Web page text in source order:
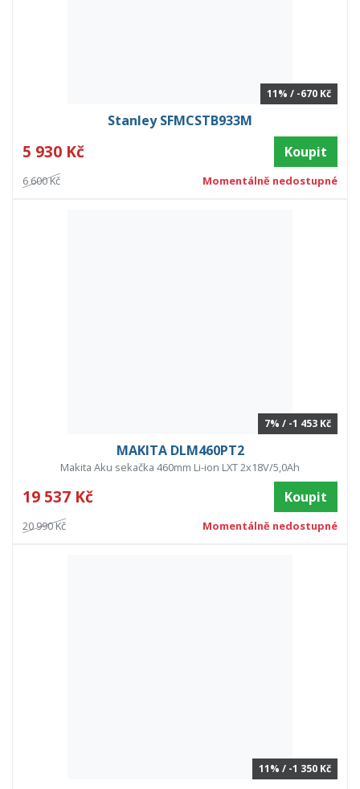
11% / -670 Kč
Stanley SFMCSTB933M
5 930 Kč Koupit
6 600 Kč Momentálně nedostupné
7% / -1 453 Kč
MAKITA DLM460PT2
Makita Aku sekačka 460mm Li-ion LXT 2x18V/5,0Ah
19 537 Kč Koupit
20 990 Kč Momentálně nedostupné
11% / -1 350 Kč